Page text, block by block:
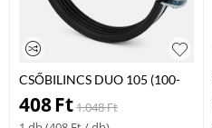
CSŐBILINCS DUO 105 (100-
107MM) BK M8/10-D
408Ft1.048Ft